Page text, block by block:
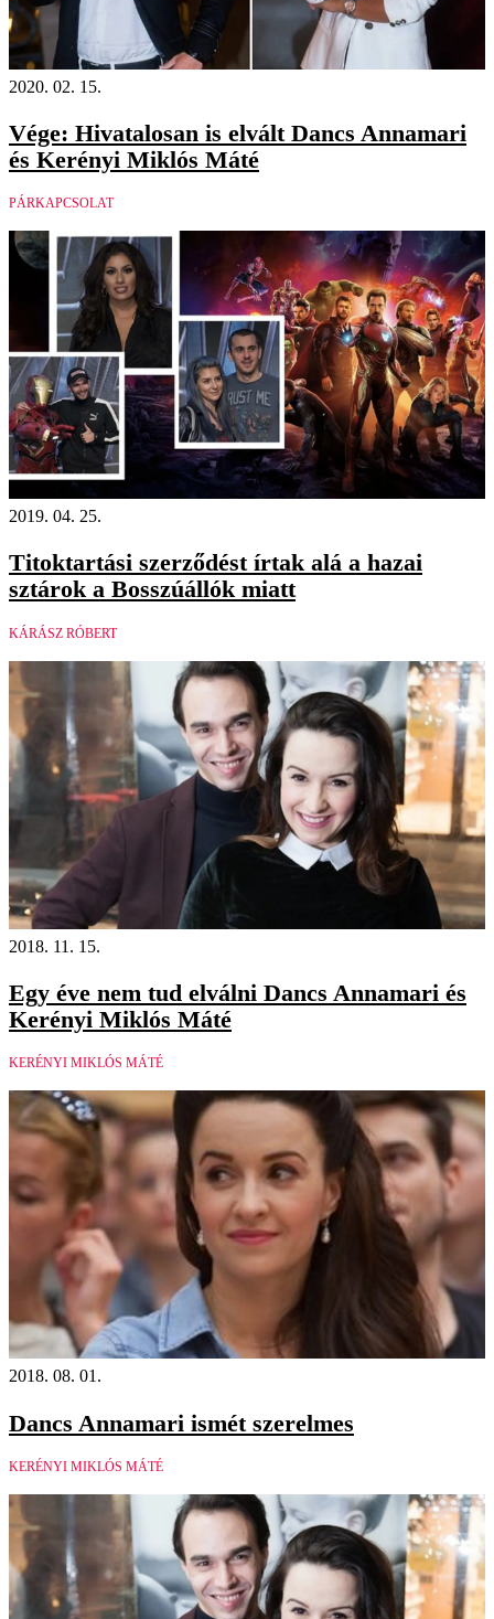
2020. 02. 15.
Vége: Hivatalosan is elvált Dancs Annamari
és Kerényi Miklós Máté
PÁRKAPCSOLAT
2019. 04. 25.
Titoktartási szerződést írtak alá a hazai
sztárok a Bosszúállók miatt
KÁRÁSZ RÓBERT
2018. 11. 15.
Egy éve nem tud elválni Dancs Annamari és
Kerényi Miklós Máté
KERÉNYI MIKLÓS MÁTÉ
2018. 08. 01.
Dancs Annamari ismét szerelmes
KERÉNYI MIKLÓS MÁTÉ